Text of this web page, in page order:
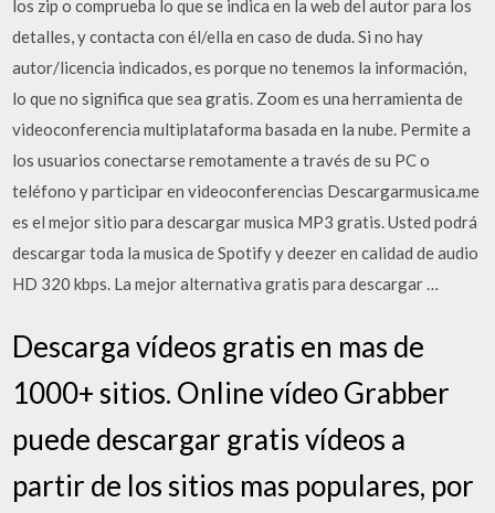
los zip o comprueba lo que se indica en la web del autor para los
detalles, y contacta con él/ella en caso de duda. Si no hay
autor/licencia indicados, es porque no tenemos la información,
lo que no significa que sea gratis. Zoom es una herramienta de
videoconferencia multiplataforma basada en la nube. Permite a
los usuarios conectarse remotamente a través de su PC o
teléfono y participar en videoconferencias Descargarmusica.me
es el mejor sitio para descargar musica MP3 gratis. Usted podrá
descargar toda la musica de Spotify y deezer en calidad de audio
HD 320 kbps. La mejor alternativa gratis para descargar …
Descarga vídeos gratis en mas de
1000+ sitios. Online vídeo Grabber
puede descargar gratis vídeos a
partir de los sitios mas populares, por